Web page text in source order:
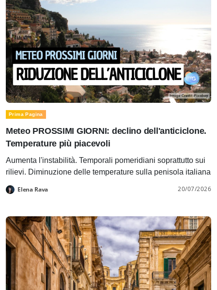
Prima Pagina
Meteo PROSSIMI GIORNI: declino dell'anticiclone.
Temperature più piacevoli
Aumenta l'instabilità. Temporali pomeridiani soprattutto sui
rilievi. Diminuzione delle temperature sulla penisola italiana
Elena Rava 20/07/2026